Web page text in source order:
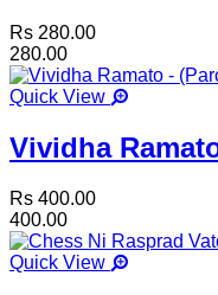
Rs 280.00
280.00
Quick View
Vividha
Rs 400.00
400.00
Quick View